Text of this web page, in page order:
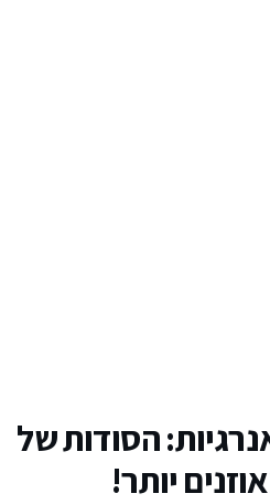
הסודות של
יותר!